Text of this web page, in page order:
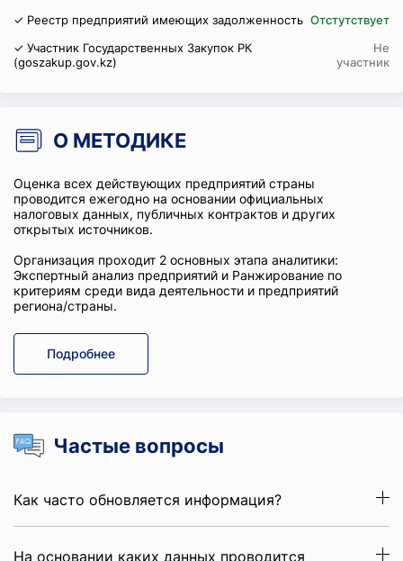
✓ Реестр предприятий имеющих задолженность Отстутствует
✓ Участник Государственных Закупок РК
(goszakup.gov.kz)
Не
участник
О МЕТОДИКЕ
Оценка всех действующих предприятий страны
проводится ежегодно на основании официальных
налоговых данных, публичных контрактов и других
открытых источников.
Организация проходит 2 основных этапа аналитики:
Экспертный анализ предприятий и Ранжирование по
критериям среди вида деятельности и предприятий
региона/страны.
Подробнее
Частые вопросы
Как часто обновляется информация?
На основании каких данных проводится